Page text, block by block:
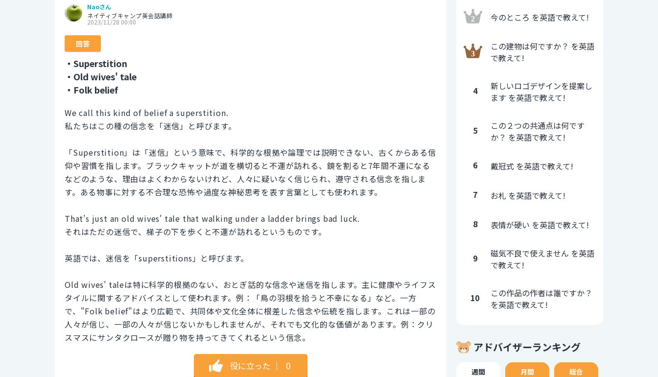
Naoさん
ネイティブキャンプ英会話講師
2023/11/28 00:00
回答
・Superstition
・Old wives' tale
・Folk belief
We call this kind of belief a superstition.
私たちはこの種の信念を「迷信」と呼びます。
「Superstition」は「迷信」という意味で、科学的な根拠や論理では説明できない、古くからある信
仰や習慣を指します。ブラックキャットが道を横切ると不運が訪れる、鏡を割ると7年間不運になる
などのような、理由はよくわからないけれど、人々に疑いなく信じられ、遵守される信念を指しま
す。ある物事に対する不合理な恐怖や過度な神秘思考を表す言葉としても使われます。
That's just an old wives' tale that walking under a ladder brings bad luck.
それはただの迷信で、梯子の下を歩くと不運が訪れるというものです。
英語では、迷信を「superstitions」と呼びます。
Old wives' taleは特に科学的根拠のない、おとぎ話的な信念や迷信を指します。主に健康やライフス
タイルに関するアドバイスとして使われます。例：「鳥の羽根を拾うと不幸になる」など。一方
で、"Folk belief"はより広範で、共同体や文化全体に根差した信念や伝統を指します。これは一部の
人々が信じ、一部の人々が信じないかもしれませんが、それでも文化的な価値があります。例：クリ
スマスにサンタクロースが贈り物を持ってきてくれるという信念。
役に立った ｜ 0
今のところ を英語で教えて!
この建物は何ですか？ を英語
で教えて!
4
新しいロゴデザインを提案し
ます を英語で教えて!
5
この２つの共通点は何です
か？ を英語で教えて!
6 戴冠式 を英語で教えて!
7 お札 を英語で教えて!
8 表情が硬い を英語で教えて!
9
磁気不良で使えません を英語
で教えて!
10
この作品の作者は誰ですか？
を英語で教えて!
アドバイザーランキング
週間 月間 総合